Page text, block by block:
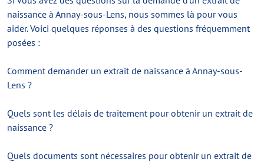
naissance à Annay-sous-Lens, nous sommes là pour vous
aider. Voici quelques réponses à des questions fréquemment
posées :
Comment demander un extrait de naissance à Annay-sous-
Lens ?
Quels sont les délais de traitement pour obtenir un extrait de
naissance ?
Quels documents sont nécessaires pour obtenir un extrait de